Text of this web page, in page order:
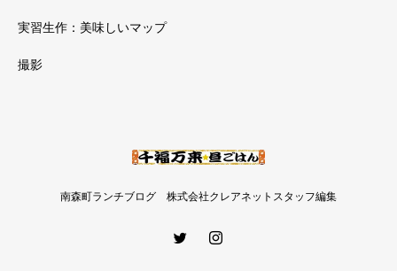
実習生作：美味しいマップ
撮影
南森町ランチブログ 株式会社クレアネットスタッフ編集